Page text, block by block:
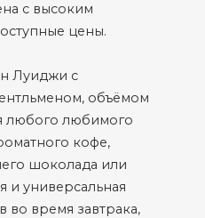
с высоким
цены.
Луиджи с
объёмом
любого любимого
кофе,
шоколада или
и универсальная
во время завтрака,